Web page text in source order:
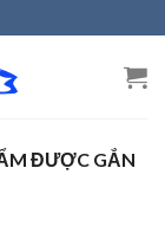
ĐƯỢC GẮN